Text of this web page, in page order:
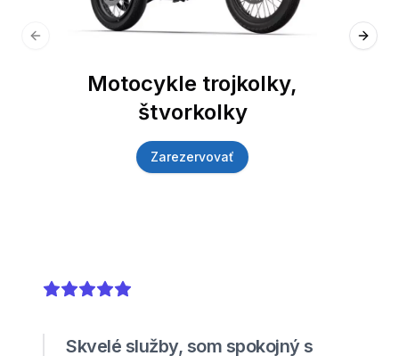
Motocykle trojkolky,
štvorkolky
Zarezervovať
Previous slide Next
5out of 5 stars
Skvelé služby, som spokojný s